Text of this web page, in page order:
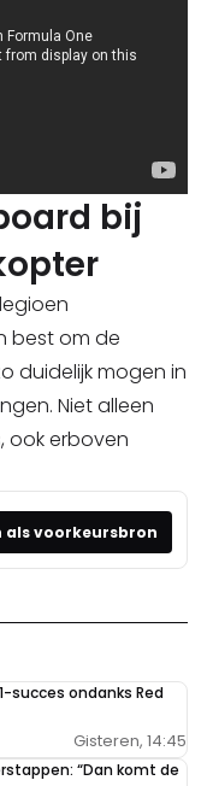
bij
best om de
duidelijk mogen in
Niet alleen
ook erboven
als voorkeursbron
succes ondanks Red
Gisteren, 14:45
“Dan komt de